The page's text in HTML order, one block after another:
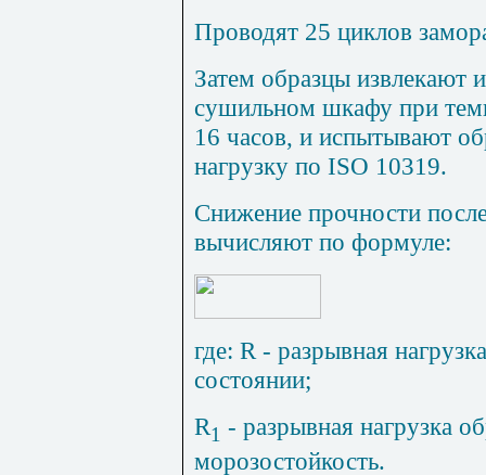
Проводят 25 циклов
Затем образцы извлекают
сушильном шкафу при
16 часов, и испытывают
нагрузку по ISO 10319.
Снижение прочности
вычисляют по формуле:
где: R - разрывная
состоянии;
R1 - разрывная нагрузка
морозостойкость.